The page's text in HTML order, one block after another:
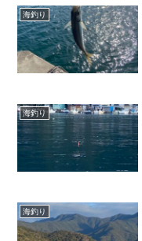
海釣り
海釣り
海釣り